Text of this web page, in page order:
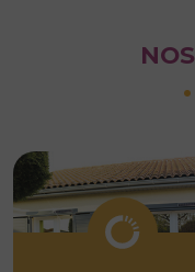
NOS